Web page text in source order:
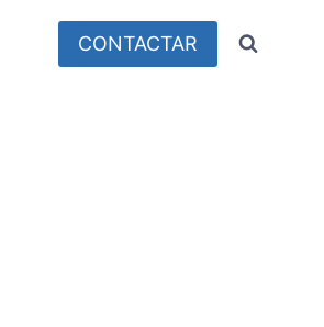
CONTACTAR